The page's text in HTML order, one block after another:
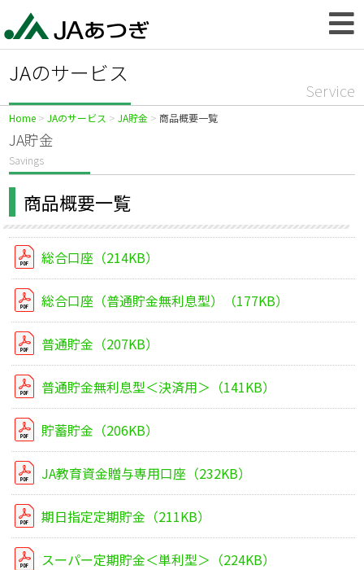
JAのサービス
Service
Home JAのサービス JA貯金 商品概要一覧
JA貯金
Savings
商品概要一覧
総合口座（214KB）
総合口座（普通貯金無利息型）（177KB）
普通貯金（207KB）
普通貯金無利息型＜決済用＞（141KB）
貯蓄貯金（206KB）
JA教育資金贈与専用口座（232KB）
期日指定定期貯金（211KB）
スーパー定期貯金＜単利型＞（224KB）